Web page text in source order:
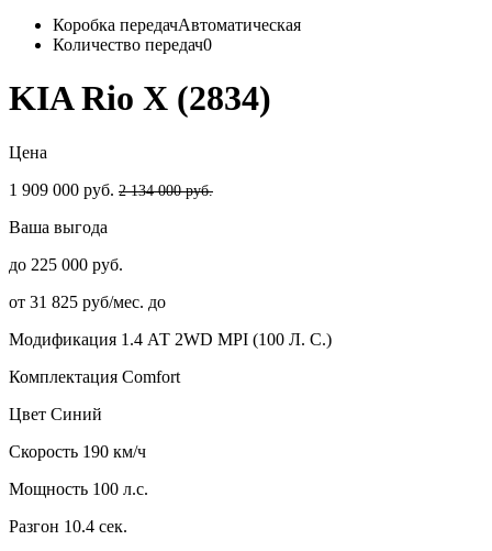
Коробка передачАвтоматическая
Количество передач0
KIA Rio X (2834)
Цена
1 909 000 руб. 2 134 000 руб.
Ваша выгода
до 225 000 руб.
от 31 825 руб/мес. до
Модификация 1.4 АТ 2WD MPI (100 Л. C.)
Комплектация Comfort
Цвет Синий
Скорость 190 км/ч
Мощность 100 л.с.
Разгон 10.4 сек.